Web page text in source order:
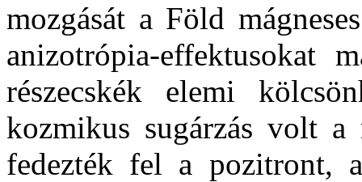
mozgását a Föld
anizotrópia-effektusokat
részecskék elemi
kozmikus sugárzás volt a
fedezték fel a pozitront,